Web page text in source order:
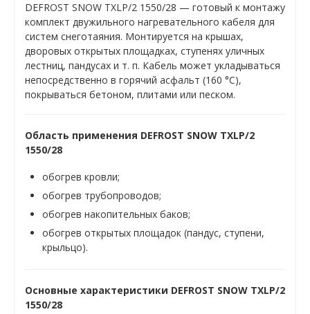
DEFROST SNOW TXLP/2 1550/28 — готовый к монтажу
комплект двужильного нагревательного кабеля для
систем снеготаяния. Монтируется на крышах,
дворовых открытых площадках, ступенях уличных
лестниц, пандусах и т. п. Кабель может укладываться
непосредственно в горячий асфальт (160 °C),
покрываться бетоном, плитами или песком.
Область применения DEFROST SNOW TXLP/2
1550/28
обогрев кровли;
обогрев трубопроводов;
обогрев накопительных баков;
обогрев открытых площадок (пандус, ступени,
крыльцо).
Основные характеристики DEFROST SNOW TXLP/2
1550/28